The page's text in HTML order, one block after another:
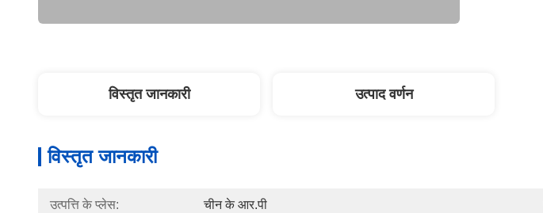
विस्तृत जानकारी उत्पाद वर्णन
विस्तृत जानकारी
उत्पत्ति के प्लेस: चीन के आर.पी